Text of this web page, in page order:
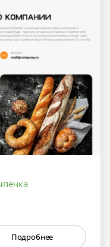
Подробнее